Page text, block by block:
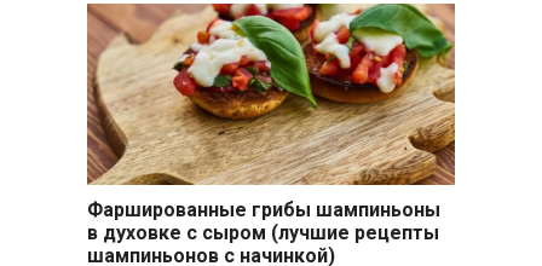
Фаршированные грибы шампиньоны
в духовке с сыром (лучшие рецепты
шампиньонов с начинкой)